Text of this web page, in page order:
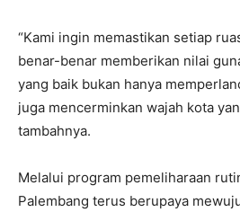
“Kami ingin memastikan setiap
benar-benar memberikan nilai
yang baik bukan hanya
juga mencerminkan wajah kota
tambahnya.
Melalui program pemeliharaan
Palembang terus berupaya